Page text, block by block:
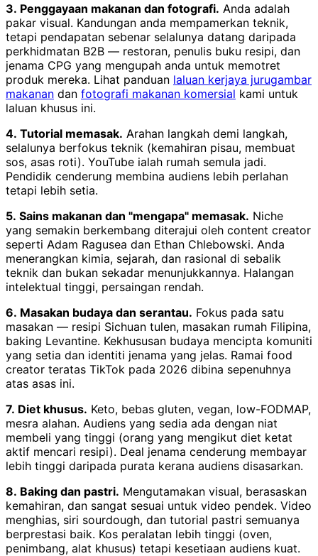
3. Penggayaan makanan dan fotografi. Anda adalah
pakar visual. Kandungan anda mempamerkan teknik,
tetapi pendapatan sebenar selalunya datang daripada
perkhidmatan B2B — restoran, penulis buku resipi, dan
jenama CPG yang mengupah anda untuk memotret
produk mereka. Lihat panduan laluan kerjaya jurugambar
makanan dan fotografi makanan komersial kami untuk
laluan khusus ini.
4. Tutorial memasak. Arahan langkah demi langkah,
selalunya berfokus teknik (kemahiran pisau, membuat
sos, asas roti). YouTube ialah rumah semula jadi.
Pendidik cenderung membina audiens lebih perlahan
tetapi lebih setia.
5. Sains makanan dan "mengapa" memasak. Niche
yang semakin berkembang diterajui oleh content creator
seperti Adam Ragusea dan Ethan Chlebowski. Anda
menerangkan kimia, sejarah, dan rasional di sebalik
teknik dan bukan sekadar menunjukkannya. Halangan
intelektual tinggi, persaingan rendah.
6. Masakan budaya dan serantau. Fokus pada satu
masakan — resipi Sichuan tulen, masakan rumah Filipina,
baking Levantine. Kekhususan budaya mencipta komuniti
yang setia dan identiti jenama yang jelas. Ramai food
creator teratas TikTok pada 2026 dibina sepenuhnya
atas asas ini.
7. Diet khusus. Keto, bebas gluten, vegan, low-FODMAP,
mesra alahan. Audiens yang sedia ada dengan niat
membeli yang tinggi (orang yang mengikut diet ketat
aktif mencari resipi). Deal jenama cenderung membayar
lebih tinggi daripada purata kerana audiens disasarkan.
8. Baking dan pastri. Mengutamakan visual, berasaskan
kemahiran, dan sangat sesuai untuk video pendek. Video
menghias, siri sourdough, dan tutorial pastri semuanya
berprestasi baik. Kos peralatan lebih tinggi (oven,
penimbang, alat khusus) tetapi kesetiaan audiens kuat.